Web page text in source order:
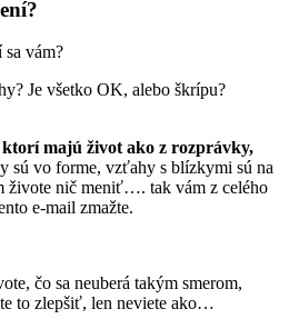
vám?
Je všetko OK, alebo škrípu?
majú život ako z rozprávky,
sú vo forme, vzťahy s blízkymi sú na
živote nič meniť…. tak vám z celého
e-mail zmažte.
čo sa neuberá takým smerom,
to zlepšiť, len neviete ako…